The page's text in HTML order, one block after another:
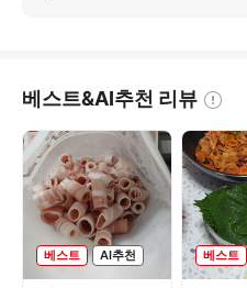
베스트&AI추천 리뷰
베스트 AI추천 베스트